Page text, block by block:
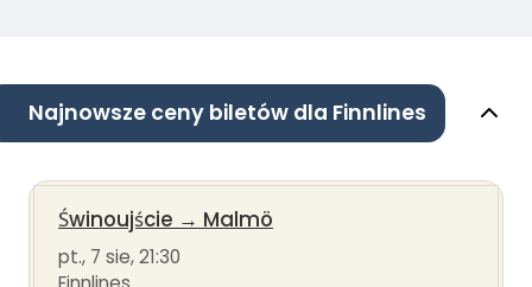
Najnowsze ceny biletów dla Finnlines
Świnoujście → Malmö
pt., 7 sie, 21:30